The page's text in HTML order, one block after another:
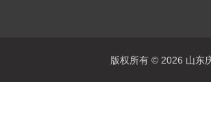
版权所有 © 2026 山东